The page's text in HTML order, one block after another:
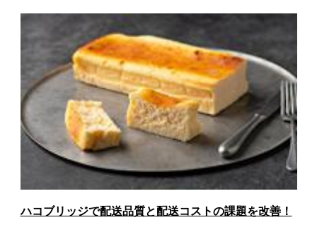
ハコブリッジで配送品質と配送コストの課題を改善！